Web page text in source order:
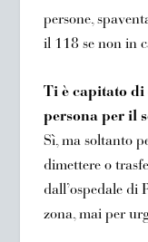
persone,
il 118 se non in
Ti è capitato di
persona per il
Sì, ma soltanto
dimettere o
dall’ospedale di
zona, mai per